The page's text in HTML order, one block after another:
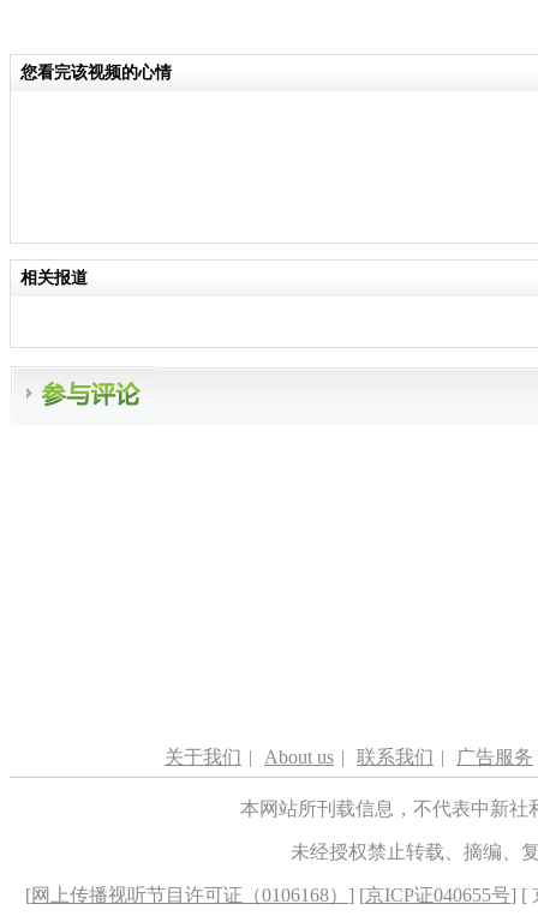
您看完该视频的心情
相关报道
关于我们 | About us | 联系我们 | 广告服务
本网站所刊载信息，不代表中新
未经授权禁止转载、摘编、
[网上传播视听节目许可证（0106168） ] [京ICP证040655号] [